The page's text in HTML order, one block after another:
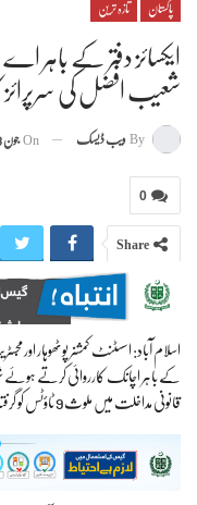
پاکستان تازہ ترین
ایکسائز دفتر کے باہر اے
شعیب افضل کی سرپرائز کارروائی،
By ویب ڈیسک On جون 3, 2026
0
Share
اسلام آباد: اسسٹنٹ کمشنر پوٹھوہار اور
کے باہر اچانک کارروائی کرتے ہوئے
قانونی مداخلت میں ملوث 9 ٹاؤٹس کو گرفتار کر لیا۔